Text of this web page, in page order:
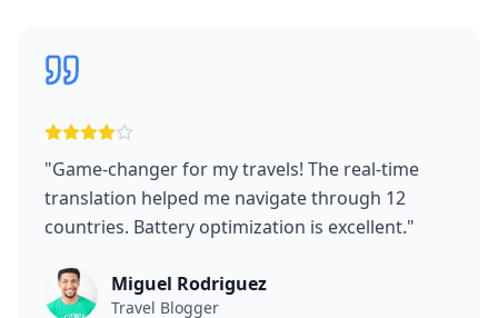
"Game-changer for my travels! The real-time
translation helped me navigate through 12
countries. Battery optimization is excellent."
Miguel Rodriguez
Travel Blogger